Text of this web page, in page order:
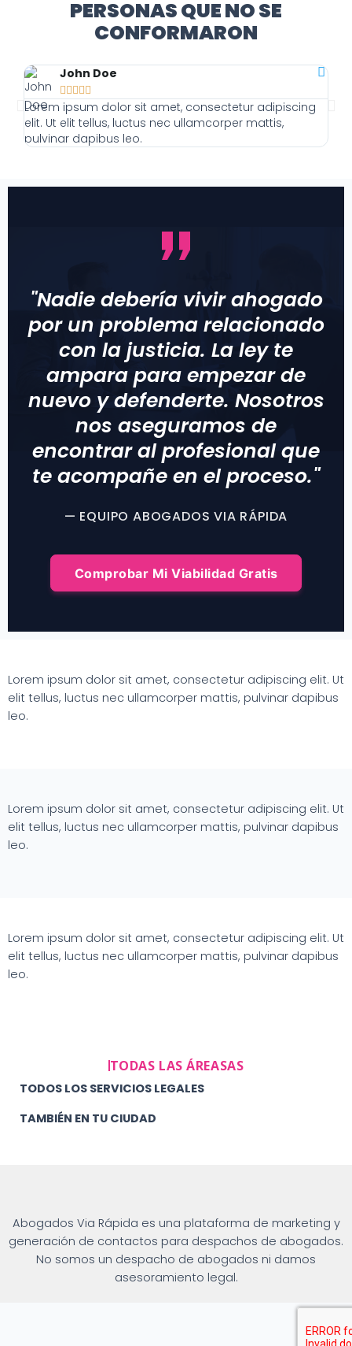
PERSONAS QUE NO SE
CONFORMARON
John Doe
    
Lorem ipsum dolor sit amet, consectetur adipiscing
elit. Ut elit tellus, luctus nec ullamcorper mattis,
pulvinar dapibus leo.
"Nadie debería vivir ahogado
por un problema relacionado
con la justicia. La ley te
ampara para empezar de
nuevo y defenderte. Nosotros
nos aseguramos de
encontrar al profesional que
te acompañe en el proceso."
— EQUIPO ABOGADOS VIA RÁPIDA
Comprobar Mi Viabilidad Gratis
Lorem ipsum dolor sit amet, consectetur adipiscing elit. Ut
elit tellus, luctus nec ullamcorper mattis, pulvinar dapibus
leo.
Lorem ipsum dolor sit amet, consectetur adipiscing elit. Ut
elit tellus, luctus nec ullamcorper mattis, pulvinar dapibus
leo.
Lorem ipsum dolor sit amet, consectetur adipiscing elit. Ut
elit tellus, luctus nec ullamcorper mattis, pulvinar dapibus
leo.
TODAS LAS ÁREASAS
TODOS LOS SERVICIOS LEGALES
TAMBIÉN EN TU CIUDAD
Abogados Via Rápida es una plataforma de marketing y
generación de contactos para despachos de abogados.
No somos un despacho de abogados ni damos
asesoramiento legal.